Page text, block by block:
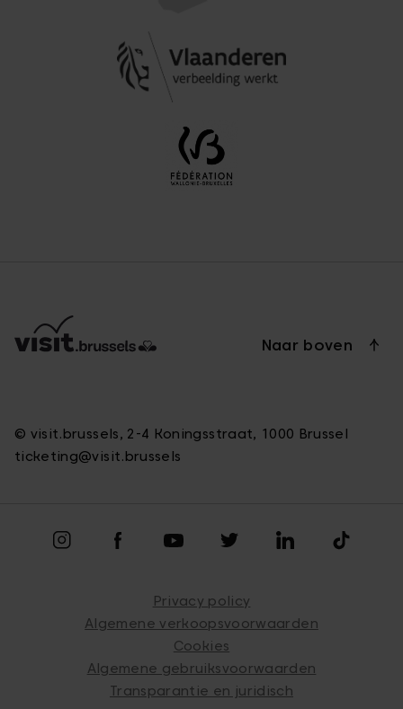
© visit.brussels, 2-4 Koningsstraat, 1000 Brussel
ticketing@visit.brussels
Naar boven
Privacy policy
Algemene verkoopsvoorwaarden
Cookies
Algemene gebruiksvoorwaarden
Transparantie en juridisch